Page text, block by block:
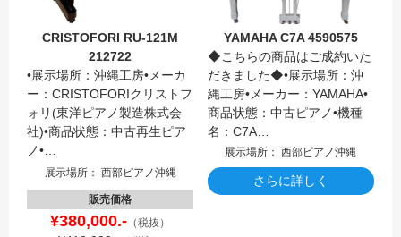
CRISTOFORI RU-121M
212722
•展示場所：沖縄工房•メーカ
ー：CRISTOFORIクリストフ
ォリ(東洋ピアノ製造株式会
社)•商品状態：中古再生ピア
ノ•…
展示場所： 西部ピアノ沖縄
販売価格
¥380,000.- （税抜）
YAMAHA C7A 4590575
◆こちらの商品はご成約いた
だきました◆•展示場所：沖
縄工房•メーカー：YAMAHA•
商品状態：中古ピアノ•機種
名：C7A…
展示場所： 西部ピアノ沖縄
さらに詳しく